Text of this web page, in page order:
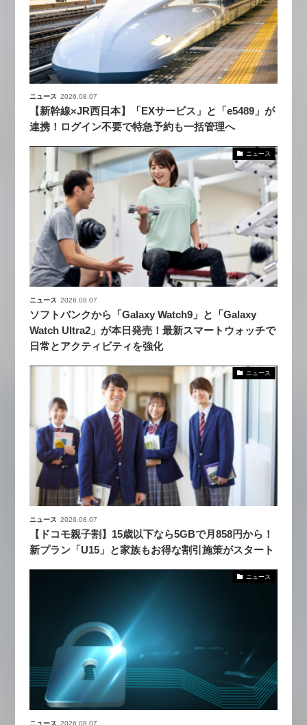
ニュース 2026.08.07
【新幹線×JR西日本】「EXサービス」と「e5489」が
連携！ログイン不要で特急予約も一括管理へ
ニュース
ニュース 2026.08.07
ソフトバンクから「Galaxy Watch9」と「Galaxy
Watch Ultra2」が本日発売！最新スマートウォッチで
日常とアクティビティを強化
ニュース
ニュース 2026.08.07
【ドコモ親子割】15歳以下なら5GBで月858円から！
新プラン「U15」と家族もお得な割引施策がスタート
ニュース
ニュース 2026.08.07